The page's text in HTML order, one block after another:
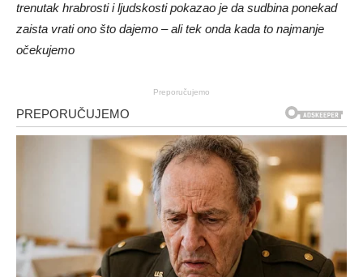
trenutak hrabrosti i ljudskosti pokazao je da sudbina ponekad
zaista vrati ono što dajemo – ali tek onda kada to najmanje
očekujemo
Preporučujemo